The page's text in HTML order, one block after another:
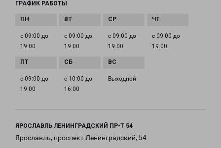
ГРАФИК РАБОТЫ
с 09:00 до
19:00
с 09:00 до
19:00
с 09:00 до
19:00
с 09:00 до
19:00
с 09:00 до
19:00
с 10:00 до
16:00
Выходной
ЯРОСЛАВЛЬ ЛЕНИНГРАДСКИЙ ПР-Т 54
Ярославль, проспект Ленинградский, 54